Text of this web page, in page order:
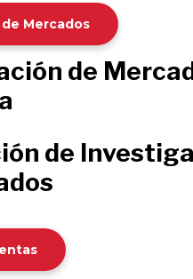
Mercados
de
de